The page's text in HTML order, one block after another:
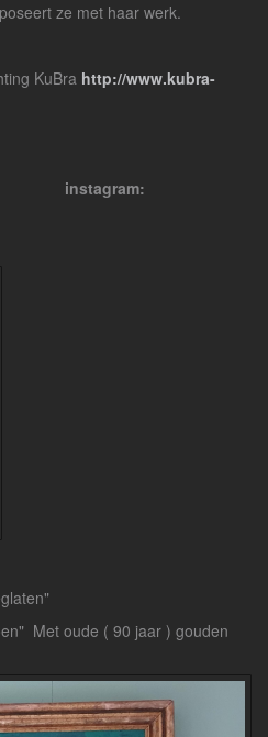
ze met haar werk.
KuBra http://www.kubra-
instagram:
Met oude ( 90 jaar ) gouden